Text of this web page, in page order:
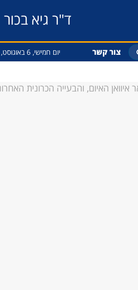
ד"ר גיא בכור
צור קשר יום חמישי, 6 באוגוסט, 2026